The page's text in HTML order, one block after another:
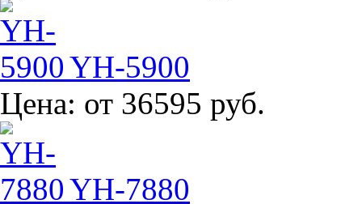
YH-5900
Цена: от 36595 руб.
YH-7880